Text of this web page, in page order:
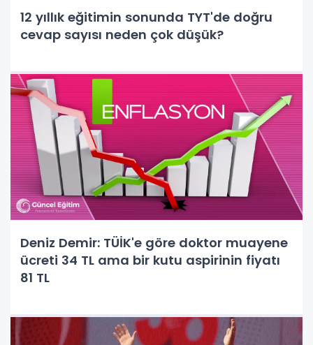
12 yıllık eğitimin sonunda TYT'de doğru
cevap sayısı neden çok düşük?
Deniz Demir: TÜİK'e göre doktor muayene
ücreti 34 TL ama bir kutu aspirinin fiyatı
81 TL